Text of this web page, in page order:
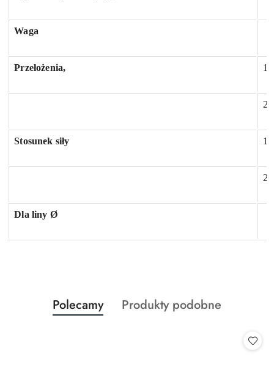
Waga
Przełożenia, 1.
2.
Stosunek siły 1.
2.
Dla liny Ø
Pomiń karuzelę produktów
Produkty
o
Polecamy
Produkty
Produkty podobne